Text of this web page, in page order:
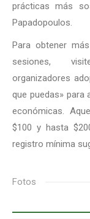
prácticas más
Papadopoulos.
Para obtener
sesiones,
organizadores
que puedas» para
económicas.
$100 y hasta
registro mínima
Fotos